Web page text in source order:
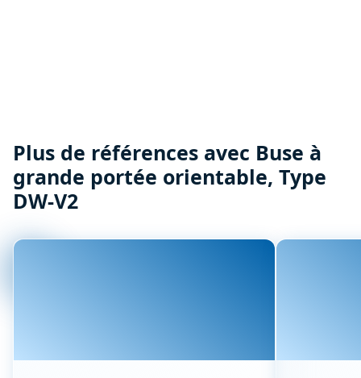
Plus de références avec Buse à
grande portée orientable, Type
DW-V2